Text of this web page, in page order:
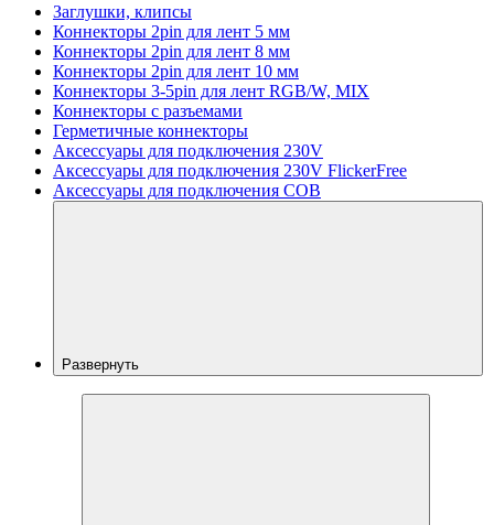
Заглушки, клипсы
Коннекторы 2pin для лент 5 мм
Коннекторы 2pin для лент 8 мм
Коннекторы 2pin для лент 10 мм
Коннекторы 3-5pin для лент RGB/W, MIX
Коннекторы с разъемами
Герметичные коннекторы
Аксессуары для подключения 230V
Аксессуары для подключения 230V FlickerFree
Аксессуары для подключения COB
Развернуть